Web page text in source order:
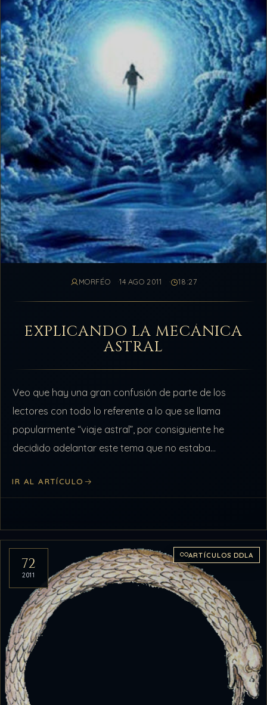
MORFÉO 14 AGO 2011 18:27
EXPLICANDO LA MECÁNICA
ASTRAL
Veo que hay una gran confusión de parte de los
lectores con todo lo referente a lo que se llama
popularmente “viaje astral”, por consiguiente he
decidido adelantar este tema que no estaba
IR AL ARTÍCULO
72
2011
ARTÍCULOS DDLA